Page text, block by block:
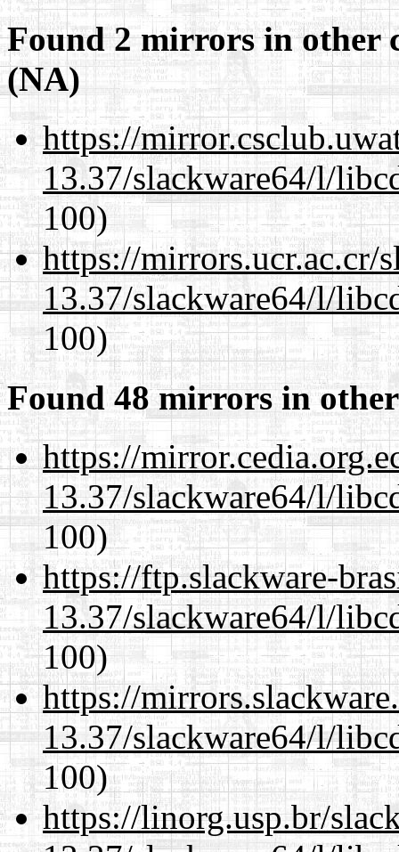
Found 2 mirrors in other
(NA)
https://
13.37/slackware64/l/
100)
https://mirrors.ucr.ac.cr/
13.37/slackware64/l/
100)
Found 48 mirrors in
https://
13.37/slackware64/l/
100)
https://ftp.slackware-
13.37/slackware64/l/
100)
https://
13.37/slackware64/l/
100)
https://linorg.usp.br/